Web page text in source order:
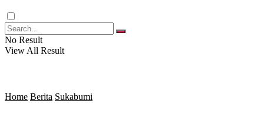
SOSOK
No Result
View All Result
Home Berita Sukabumi